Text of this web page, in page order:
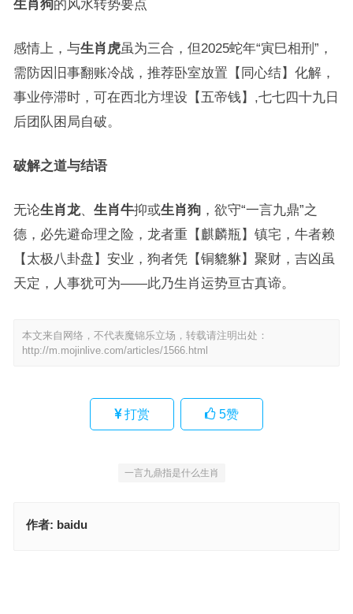
生肖狗的风水转势要点
感情上，与生肖虎虽为三合，但2025蛇年“寅巳相刑”，
需防因旧事翻账冷战，推荐卧室放置【同心结】化解，
事业停滞时，可在西北方埋设【五帝钱】,七七四十九日
后团队困局自破。
破解之道与结语
无论生肖龙、 生肖牛抑或生肖狗，欲守“一言九鼎”之
德，必先避命理之险，龙者重【麒麟瓶】镇宅，牛者赖
【太极八卦盘】安业，狗者凭【铜貔貅】聚财，吉凶虽
天定，人事犹可为——此乃生肖运势亘古真谛。
本文来自网络，不代表魔锦乐立场，转载请注明出处：
http://m.mojinlive.com/articles/1566.html
打赏 5赞
一言九鼎指是什么生肖
作者: baidu